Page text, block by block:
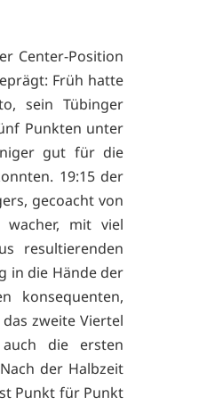
Center-Position
Früh hatte
sein Tübinger
Punkten unter
gut für die
19:15 der
gecoacht von
mit viel
resultierenden
in die Hände der
konsequenten,
zweite Viertel
die ersten
der Halbzeit
Punkt für Punkt